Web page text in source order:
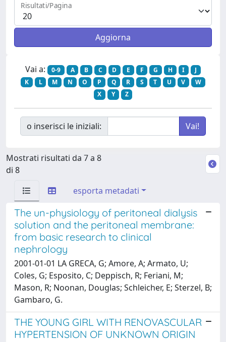
Risultati/Pagina
Vai a: 0-9 A B C D E F G H I
J
K
L M N O P Q R S T U V
W
X
Y Z
o inserisci le iniziali:
Mostrati risultati da 7 a 8
di 8
esporta metadati
The un-physiology of peritoneal dialysis
solution and the peritoneal membrane:
from basic research to clinical
nephrology
2001-01-01 LA GRECA, G; Amore, A; Armato, U;
Coles, G; Esposito, C; Deppisch, R; Feriani, M;
Mason, R; Noonan, Douglas; Schleicher, E; Sterzel, B;
Gambaro, G.
THE YOUNG GIRL WITH RENOVASCULAR
HYPERTENSION OF UNKNOWN ORIGIN